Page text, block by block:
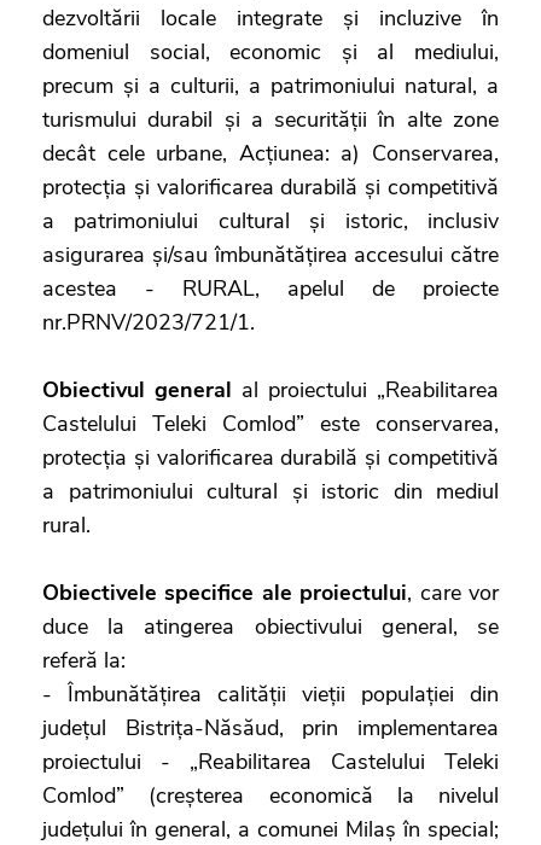
dezvoltării locale integrate și incluzive în
domeniul social, economic și al mediului,
precum și a culturii, a patrimoniului natural, a
turismului durabil și a securității în alte zone
decât cele urbane, Acțiunea: a) Conservarea,
protecția și valorificarea durabilă și competitivă
a patrimoniului cultural și istoric, inclusiv
asigurarea și/sau îmbunătățirea accesului către
acestea - RURAL, apelul de proiecte
nr.PRNV/2023/721/1.
Obiectivul general al proiectului „Reabilitarea
Castelului Teleki Comlod” este conservarea,
protecția și valorificarea durabilă și competitivă
a patrimoniului cultural și istoric din mediul
rural.
Obiectivele specifice ale proiectului, care vor
duce la atingerea obiectivului general, se
referă la:
- Îmbunătățirea calității vieții populației din
județul Bistrița-Năsăud, prin implementarea
proiectului - „Reabilitarea Castelului Teleki
Comlod” (creșterea economică la nivelul
județului în general, a comunei Milaș în special;